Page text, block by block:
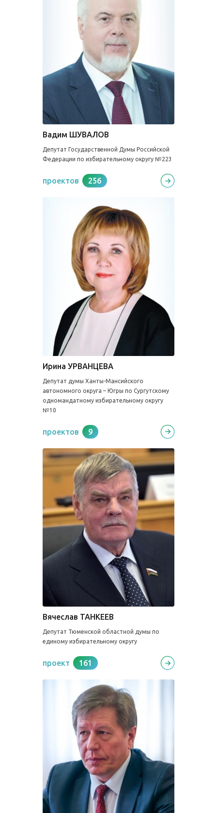
Вадим ШУВАЛОВ
Депутат Государственной Думы Российской
Федерации по избирательному округу №223
проектов 256
Ирина УРВАНЦЕВА
Депутат думы Ханты-Мансийского
автономного округа – Югры по Сургутскому
одномандатному избирательному округу
№10
проектов 9
Вячеслав ТАНКЕЕВ
Депутат Тюменской областной думы по
единому избирательному округу
проект 161